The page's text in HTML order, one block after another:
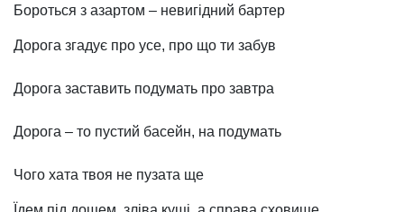
Бороться з азартом – невигідний бартер
Дорога згадує про усе, про що ти забув
Дорога заставить подумать про завтра
Дорога – то пустий басейн, на подумать
Чого хата твоя не пузата ще